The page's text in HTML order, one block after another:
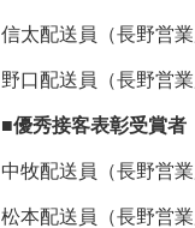
信太配送員（長野営
野口配送員（長野営
■優秀接客表彰受賞者
中牧配送員（長野営
松本配送員（長野営